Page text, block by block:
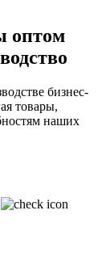
оптом
бизнес-
товары,
наших